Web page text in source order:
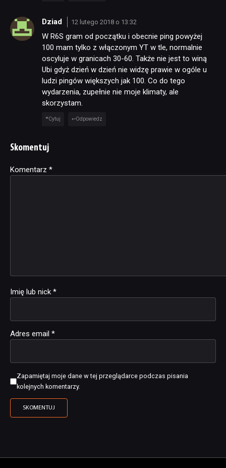
Dziad 12 lutego 2018 o 13:32
W R6S gram od początku i obecnie ping powyżej
100 mam tylko z włączonym YT w tle, normalnie
oscyluje w granicach 30-60. Także nie jest to winą
Ubi gdyż dzień w dzień nie widzę prawie w ogóle u
ludzi pingów większych jak 100. Co do tego
wydarzenia, zupełnie nie moje klimaty, ale
skorzystam.
Cytuj Odpowiedz
Skomentuj
Komentarz *
Imię lub nick *
Adres email *
Zapamiętaj moje dane w tej przeglądarce podczas pisania
kolejnych komentarzy.
Alternative: